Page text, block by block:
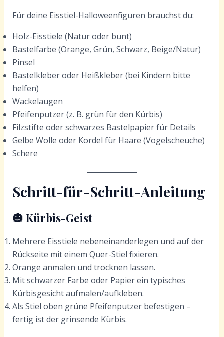
Für deine Eisstiel-Halloweenfiguren brauchst du:
Holz-Eisstiele (Natur oder bunt)
Bastelfarbe (Orange, Grün, Schwarz, Beige/Natur)
Pinsel
Bastelkleber oder Heißkleber (bei Kindern bitte
helfen)
Wackelaugen
Pfeifenputzer (z. B. grün für den Kürbis)
Filzstifte oder schwarzes Bastelpapier für Details
Gelbe Wolle oder Kordel für Haare (Vogelscheuche)
Schere
Schritt-für-Schritt-Anleitung
🎃 Kürbis-Geist
Mehrere Eisstiele nebeneinanderlegen und auf der
Rückseite mit einem Quer-Stiel fixieren.
Orange anmalen und trocknen lassen.
Mit schwarzer Farbe oder Papier ein typisches
Kürbisgesicht aufmalen/aufkleben.
Als Stiel oben grüne Pfeifenputzer befestigen –
fertig ist der grinsende Kürbis.